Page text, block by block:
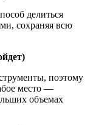
делиться
сохраняя всю
поэтому
место —
объемах